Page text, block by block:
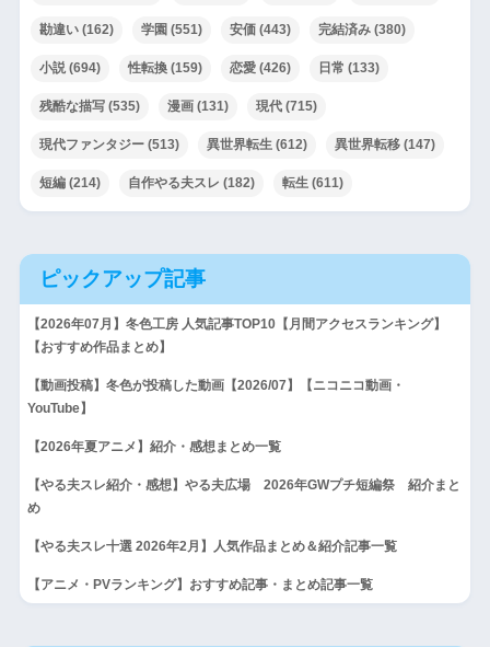
勘違い(162) 学園 (551) 安価(443) 完結済み(380)
小説(694) 性転換(159) 恋愛(426) 日常 (133)
残酷な描写(535) 漫画(131) 現代(715)
現代ファンタジー(513) 異世界転生(612) 異世界転移(147)
短編(214) 自作やる夫スレ (182) 転生(611)
ピックアップ記事
【2026年07月】冬色工房 人気記事TOP10【月間アクセスランキング】
【おすすめ作品まとめ】
【動画投稿】冬色が投稿した動画【2026/07】【ニコニコ動画・
YouTube】
【2026年夏アニメ】紹介・感想まとめ一覧
【やる夫スレ紹介・感想】やる夫広場 2026年GWプチ短編祭 紹介まと
め
【やる夫スレ十選 2026年2月】人気作品まとめ＆紹介記事一覧
【アニメ・PVランキング】おすすめ記事・まとめ記事一覧